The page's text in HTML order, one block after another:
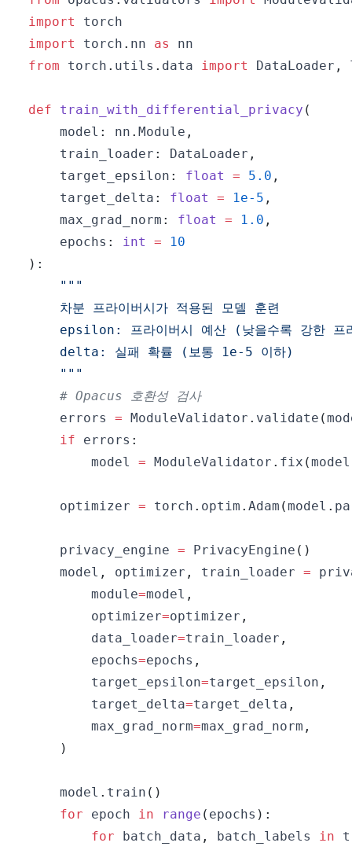
import
import
torch . nn as
from torch . utils . data import DataLoader ,
def train_with_differential_privacy (
    model
: nn . Module ,
    train_loader
: DataLoader ,
    target_epsilon
: float = 5.0 ,
    target_delta
: float = 1e-5 ,
    max_grad_norm
: float = 1.0 ,
    epochs
: int =
10
) :
    """
# Opacus 호환성 검사
    errors
= ModuleValidator . validate (
if errors :
        model
= ModuleValidator . fix (model
    optimizer
= torch . optim . Adam (model .
    privacy_engine
= PrivacyEngine ( )
    model
, optimizer , train_loader =
        module
=model ,
        optimizer
=optimizer ,
        data_loader
=train_loader ,
        epochs
=epochs ,
        target_epsilon
=target_epsilon ,
        target_delta
=target_delta ,
        max_grad_norm
=max_grad_norm ,
)
    model
. train ( )
for epoch in range ( epochs ) :
for batch_data , batch_labels in